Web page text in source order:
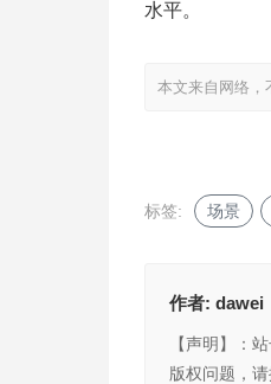
水平。
本文来自网络，
标签: 场景
作者: dawei
【声明】：
版权问题，